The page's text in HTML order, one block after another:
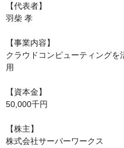
【代表者】
羽柴 孝
【事業内容】
クラウドコンピューティング
用
【資本金】
50,000千円
【株主】
株式会社サーバーワークス